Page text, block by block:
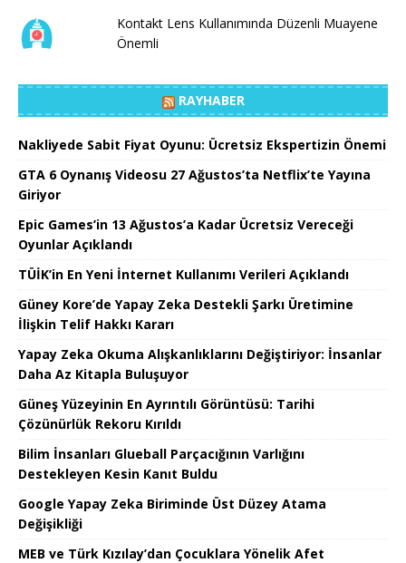
Kontakt Lens Kullanımında Düzenli Muayene
Önemli
RAYHABER
Nakliyede Sabit Fiyat Oyunu: Ücretsiz Ekspertizin Önemi
GTA 6 Oynanış Videosu 27 Ağustos’ta Netflix’te Yayına
Giriyor
Epic Games’in 13 Ağustos’a Kadar Ücretsiz Vereceği
Oyunlar Açıklandı
TÜİK’in En Yeni İnternet Kullanımı Verileri Açıklandı
Güney Kore’de Yapay Zeka Destekli Şarkı Üretimine
İlişkin Telif Hakkı Kararı
Yapay Zeka Okuma Alışkanlıklarını Değiştiriyor: İnsanlar
Daha Az Kitapla Buluşuyor
Güneş Yüzeyinin En Ayrıntılı Görüntüsü: Tarihi
Çözünürlük Rekoru Kırıldı
Bilim İnsanları Glueball Parçacığının Varlığını
Destekleyen Kesin Kanıt Buldu
Google Yapay Zeka Biriminde Üst Düzey Atama
Değişikliği
MEB ve Türk Kızılay’dan Çocuklara Yönelik Afet